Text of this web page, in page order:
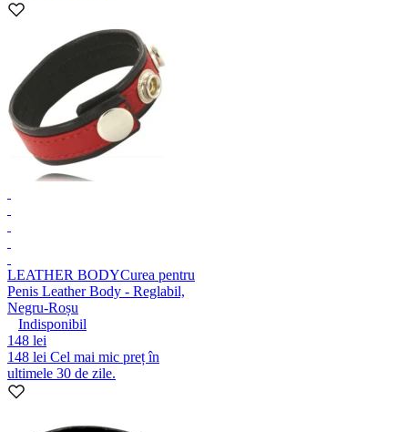
LEATHER BODYCurea pentru
Penis Leather Body - Reglabil,
Negru-Roșu
Indisponibil
148 lei
148 lei Cel mai mic preț în
ultimele 30 de zile.